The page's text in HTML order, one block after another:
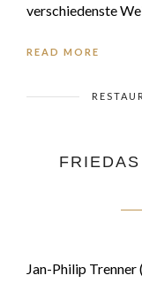
verschiedenste
READ MORE
Jan-Philip